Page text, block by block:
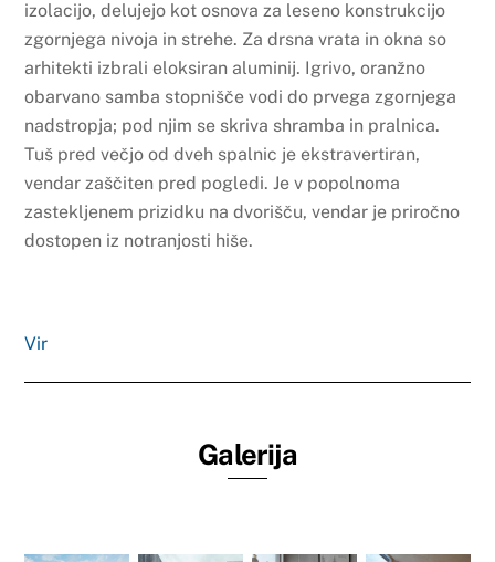
izolacijo, delujejo kot osnova za leseno konstrukcijo
zgornjega nivoja in strehe. Za drsna vrata in okna so
arhitekti izbrali eloksiran aluminij. Igrivo, oranžno
obarvano samba stopnišče vodi do prvega zgornjega
nadstropja; pod njim se skriva shramba in pralnica.
Tuš pred večjo od dveh spalnic je ekstravertiran,
vendar zaščiten pred pogledi. Je v popolnoma
zastekljenem prizidku na dvorišču, vendar je priročno
dostopen iz notranjosti hiše.
Vir
Galerija